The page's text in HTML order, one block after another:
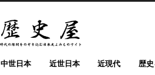
中世日本 近世日本 近現代 歴